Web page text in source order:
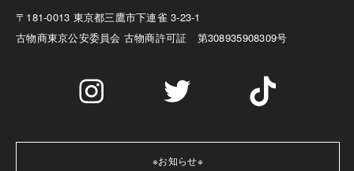
〒181-0013 東京都三鷹市下連雀 3-23-1
古物商東京公安委員会 古物商許可証 第308935908309号
※お知らせ※